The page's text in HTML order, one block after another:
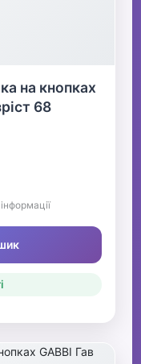
на кнопках
68